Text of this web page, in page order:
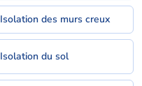
Isolation des murs creux
Isolation du sol